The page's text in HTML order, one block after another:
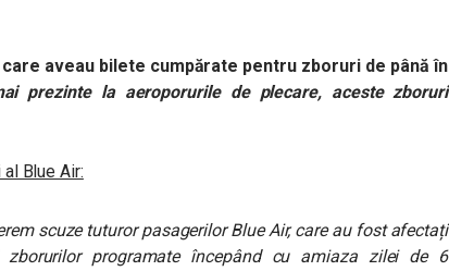
aveau bilete cumpărate pentru zboruri de până în
prezinte la aeroporurile de plecare, aceste zboruri
Blue Air:
scuze tuturor pasagerilor Blue Air, care au fost afectați
zborurilor programate începând cu amiaza zilei de 6